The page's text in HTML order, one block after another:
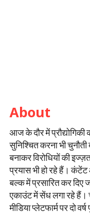
About
आज के दौर में
सुनिश्चित करना भी
बनाकर विरोधियों की
प्रयास भी हो रहे हैं। कंटेंट
बल्क में प्रसारित कर
एकाउंट में सेंध लगा रहे
मीडिया प्लेटफार्म पर दो